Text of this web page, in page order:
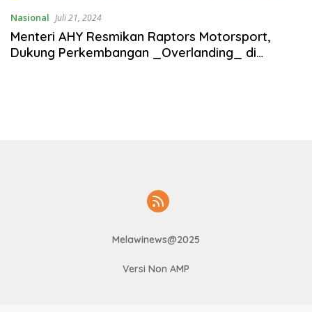
Nasional Juli 21, 2024
Menteri AHY Resmikan Raptors Motorsport,
Dukung Perkembangan _Overlanding_ di
Melawinews@2025
Versi Non AMP